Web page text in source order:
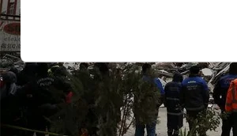
Sizlere daha iyi bir hizmet
çerezler vasıtasıyla çeşitli kişisel
amacıyla kullanılmaktadır. Diğer